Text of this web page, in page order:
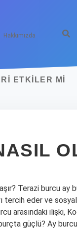
Hakkımızda
ETKILER MI
Terazi burcu
tercih eder ve
arasındaki ilişki,
güçlü? Ay